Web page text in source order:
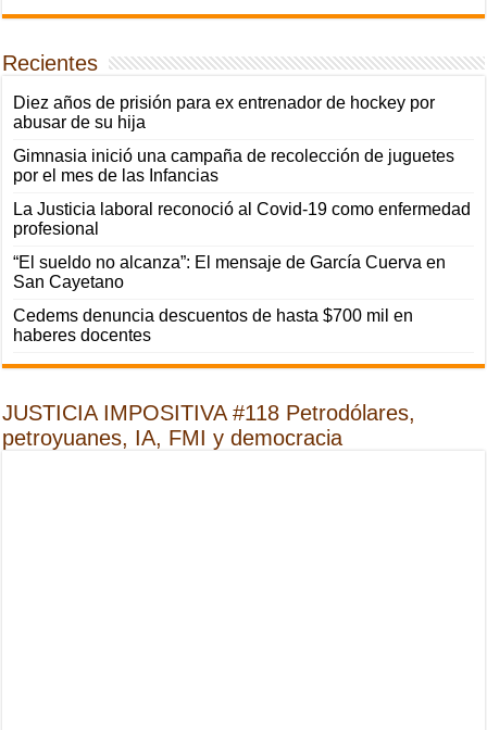
Recientes
Diez años de prisión para ex entrenador de hockey por
abusar de su hija
Gimnasia inició una campaña de recolección de juguetes
por el mes de las Infancias
La Justicia laboral reconoció al Covid-19 como enfermedad
profesional
“El sueldo no alcanza”: El mensaje de García Cuerva en
San Cayetano
Cedems denuncia descuentos de hasta $700 mil en
haberes docentes
JUSTICIA IMPOSITIVA #118 Petrodólares,
petroyuanes, IA, FMI y democracia